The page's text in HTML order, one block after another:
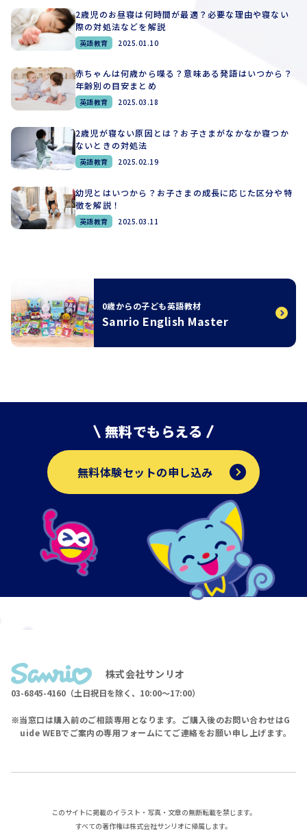
2歳児のお昼寝は何時間が最適？必要な理由や寝ない
際の対処法などを解説
英語教育 2025.01.10
赤ちゃんは何歳から喋る？意味ある発語はいつから？
年齢別の目安まとめ
英語教育 2025.03.18
2歳児が寝ない原因とは？お子さまがなかなか寝つか
ないときの対処法
英語教育 2025.02.19
幼児とはいつから？お子さまの成長に応じた区分や特
徴を解説！
英語教育 2025.03.11
0歳からの子ども英語教材
Sanrio English Master
無料でもらえる
無料体験セットの申し込み
株式会社サンリオ
03-6845-4160（土日祝日を除く、10:00〜17:00）
当窓口は購入前のご相談専用となります。ご購入後のお問い合わせはG
uide WEBでご案内の専用フォームにてご連絡をお願い申し上げます。
このサイトに掲載のイラスト・写真・文章の無断転載を禁じます。
すべての著作権は株式会社サンリオに帰属します。